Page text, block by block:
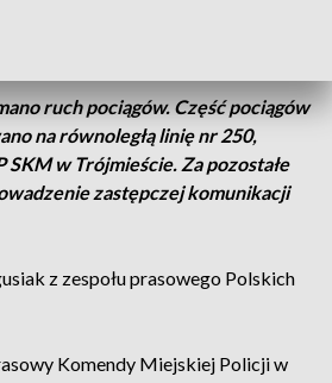
ruch pociągów. Część pociągów
na równoległą linię nr 250,
SKM w Trójmieście. Za pozostałe
zastępczej komunikacji
z zespołu prasowego Polskich
Komendy Miejskiej Policji w